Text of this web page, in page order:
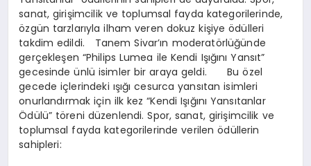
sanat, girişimcilik ve toplumsal fayda kategorilerinde,
özgün tarzlarıyla ilham veren dokuz kişiye ödülleri
takdim edildi. Tanem Sivar’ın moderatörlüğünde
gerçekleşen “Philips Lumea ile Kendi Işığını Yansıt”
gecesinde ünlü isimler bir araya geldi. Bu özel
gecede içlerindeki ışığı cesurca yansıtan isimleri
onurlandırmak için ilk kez “Kendi Işığını Yansıtanlar
Ödülü” töreni düzenlendi. Spor, sanat, girişimcilik ve
toplumsal fayda kategorilerinde verilen ödüllerin
sahipleri: